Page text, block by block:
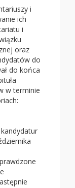
i
ich
i
oraz
do
do końca
w terminie